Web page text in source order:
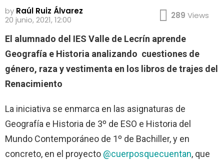
by Raúl Ruiz Álvarez
20 junio, 2021, 12:00
289 Views
El alumnado del IES Valle de Lecrín aprende
Geografía e Historia analizando cuestiones de
género, raza y vestimenta en los libros de trajes del
Renacimiento
La iniciativa se enmarca en las asignaturas de
Geografía e Historia de 3º de ESO e Historia del
Mundo Contemporáneo de 1º de Bachiller, y en
concreto, en el proyecto @cuerposquecuentan, que